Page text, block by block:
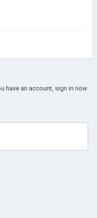
have an account, sign in now